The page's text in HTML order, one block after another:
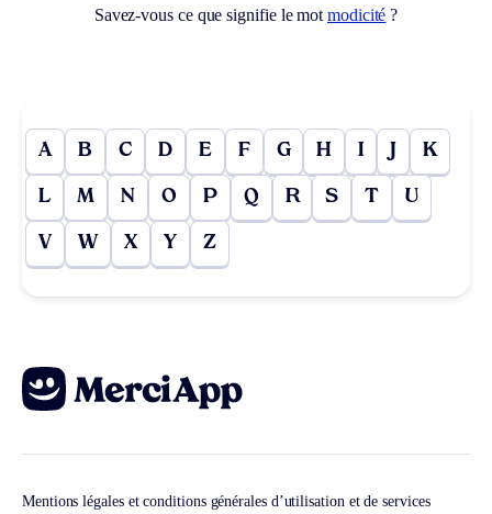
Savez-vous ce que signifie le motmodicité ?
A B C D E F G H I J K
L M N O P Q R S T U
V W X Y Z
Mentions légales et conditions générales d’utilisation et de services